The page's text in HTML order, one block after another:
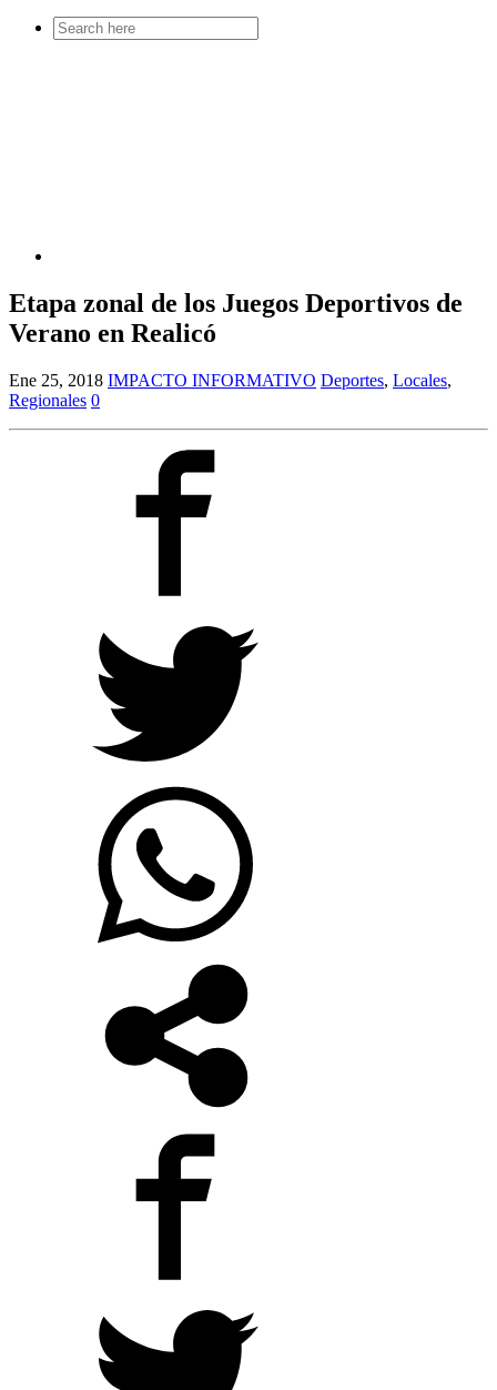
Search
for:
Etapa zonal de los Juegos Deportivos de
Verano en Realicó
Ene 25, 2018 IMPACTO INFORMATIVO Deportes, Locales,
Regionales 0